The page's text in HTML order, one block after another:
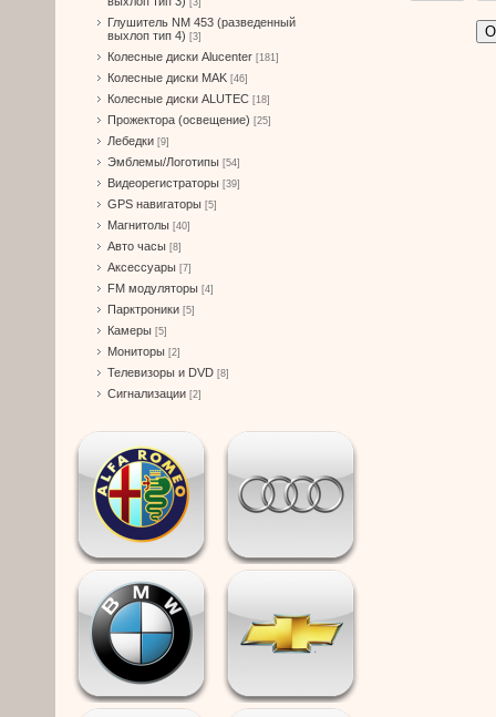
[3]
Глушитель NM 453 (разведенный
выхлоп тип 4) [3]
Колесные диски Alucenter [181]
Колесные диски MAK [46]
Колесные диски ALUTEC [18]
Прожектора (освещение) [25]
Лебедки [9]
Эмблемы/Логотипы [54]
Видеорегистраторы [39]
GPS навигаторы [5]
Магнитолы [40]
Авто часы [8]
Аксессуары [7]
FM модуляторы [4]
Парктроники [5]
Камеры [5]
Мониторы [2]
Телевизоры и DVD [8]
Сигнализации [2]